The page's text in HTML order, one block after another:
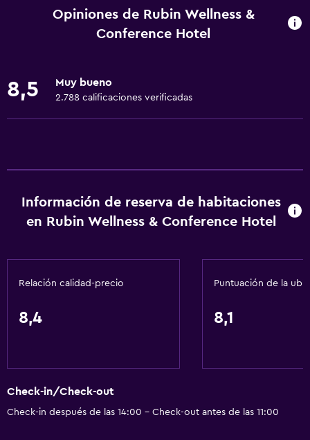
Centro de negocios
Cambio de divisas
Instalaciones para reuniones
Acceso con tarjeta
Masaje de pies
Botella de agua
Opiniones de Rubin Wellness &
Conference Hotel
8,5 Muy bueno
2.788 calificaciones verificadas
Información de reserva de habitaciones
en Rubin Wellness & Conference Hotel
Relación calidad-precio
8,4
Puntuación de la
8,1
Check-in/Check-out
Check-in después de las 14:00 - Check-out antes de las 11:00